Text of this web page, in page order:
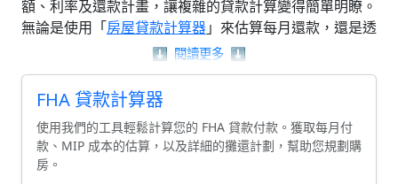
額、利率及還款計畫，讓複雜的貸款計算變得簡單明瞭。
無論是使用「房屋貸款計算器」來估算每月還款，還是透
過「抵押貸款提前還款計算器」來瞭解提前還款的影響，
這些工具都能提供實用的解決方案。透過這些計算器，您
將能更有效地管理與「房屋貸款」相關的財務決策，讓您
的貸款過程更加順利。
⬇️ 閱讀更多 ⬇️
FHA 貸款計算器
使用我們的工具輕鬆計算您的 FHA 貸款付款。獲取每月付
款、MIP 成本的估算，以及詳細的攤還計劃，幫助您規劃購
房。